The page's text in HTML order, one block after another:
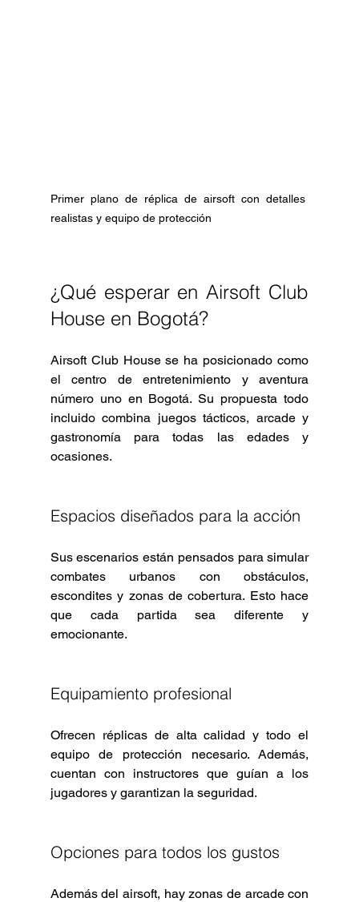
Primer plano de réplica de airsoft con detalles
realistas y equipo de protección
¿Qué esperar en Airsoft Club
House en Bogotá?
Airsoft Club House se ha posicionado como
el centro de entretenimiento y aventura
número uno en Bogotá. Su propuesta todo
incluido combina juegos tácticos, arcade y
gastronomía para todas las edades y
ocasiones.
Espacios diseñados para la acción
Sus escenarios están pensados para simular
combates urbanos con obstáculos,
escondites y zonas de cobertura. Esto hace
que cada partida sea diferente y
emocionante.
Equipamiento profesional
Ofrecen réplicas de alta calidad y todo el
equipo de protección necesario. Además,
cuentan con instructores que guían a los
jugadores y garantizan la seguridad.
Opciones para todos los gustos
Además del airsoft, hay zonas de arcade con